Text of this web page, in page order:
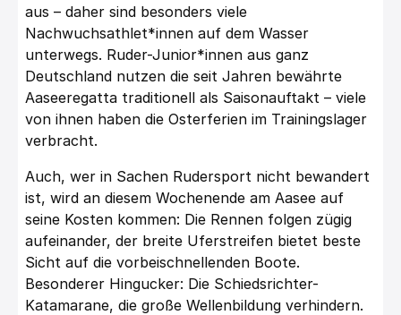
aus – daher sind besonders viele
Nachwuchsathlet*innen auf dem Wasser
unterwegs. Ruder-Junior*innen aus ganz
Deutschland nutzen die seit Jahren bewährte
Aaseeregatta traditionell als Saisonauftakt – viele
von ihnen haben die Osterferien im Trainingslager
verbracht.
Auch, wer in Sachen Rudersport nicht bewandert
ist, wird an diesem Wochenende am Aasee auf
seine Kosten kommen: Die Rennen folgen zügig
aufeinander, der breite Uferstreifen bietet beste
Sicht auf die vorbeischnellenden Boote.
Besonderer Hingucker: Die Schiedsrichter-
Katamarane, die große Wellenbildung verhindern.